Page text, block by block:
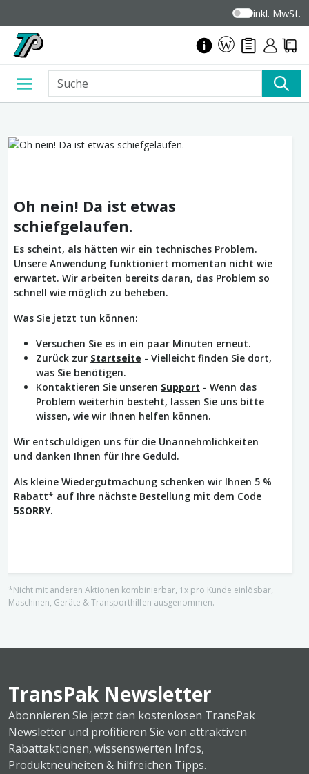
inkl. MwSt.
Oh nein! Da ist etwas
schiefgelaufen.
Es scheint, als hätten wir ein technisches Problem.
Unsere Anwendung funktioniert momentan nicht wie
erwartet. Wir arbeiten bereits daran, das Problem so
schnell wie möglich zu beheben.
Was Sie jetzt tun können:
Versuchen Sie es in ein paar Minuten erneut.
Zurück zur Startseite - Vielleicht finden Sie dort,
was Sie benötigen.
Kontaktieren Sie unseren Support - Wenn das
Problem weiterhin besteht, lassen Sie uns bitte
wissen, wie wir Ihnen helfen können.
Wir entschuldigen uns für die Unannehmlichkeiten
und danken Ihnen für Ihre Geduld.
Als kleine Wiedergutmachung schenken wir Ihnen 5 %
Rabatt* auf Ihre nächste Bestellung mit dem Code
5SORRY.
*Nicht mit anderen Aktionen kombinierbar, 1x pro Kunde einlösbar,
Maschinen, Geräte & Transporthilfen ausgenommen.
TransPak Newsletter
Abonnieren Sie jetzt den kostenlosen TransPak
Newsletter und profitieren Sie von attraktiven
Rabattaktionen, wissenswerten Infos,
Produktneuheiten & hilfreichen Tipps.